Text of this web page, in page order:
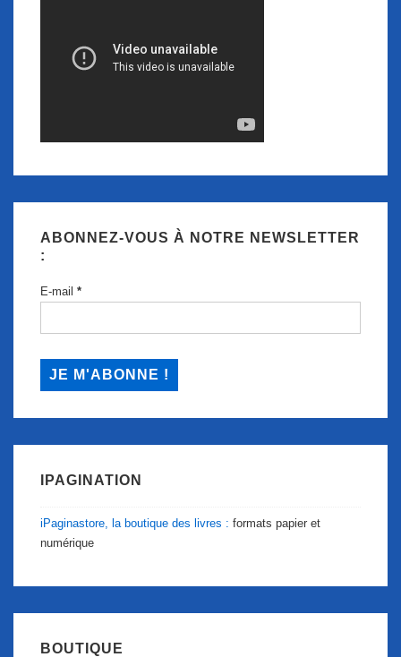
ABONNEZ-VOUS À NOTRE NEWSLETTER
:
E-mail *
IPAGINATION
iPaginastore, la boutique des livres : formats papier et
numérique
BOUTIQUE